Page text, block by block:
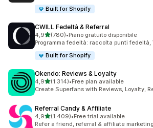
Built for Shopify
CWILL Fedeltà & Referral
4,9stelle su 5
(780)
780 recensioni totali
•Piano gratuito disponibile
Programma fedeltà: raccolta punti fedeltà,
Built for Shopify
Okendo: Reviews & Loyalty
4,9stelle su 5
(1.314)
1314 recensioni totali
•Free plan available
Create Superfans with Reviews, Loyalty,
Referral Candy & Affiliate
4,9stelle su 5
(1.409)
1409 recensioni totali
•Free trial available
Refer a friend, referral & affiliate